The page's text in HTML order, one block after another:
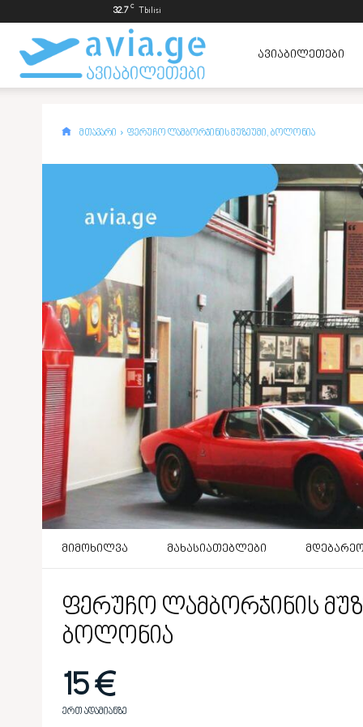
32.7 C Tbilisi
ავიაბილეთებიᲐᲕᲘᲐᲑᲘᲚᲔᲗᲔᲑᲘ
მთავარი ფერუჩო ლამბორჯინის მუზეუმი, ბოლონია
მიმოხილვა მახასიათებლები
ფერუჩო ლამბორჯინის
ბოლონია
15 €
ერთ ადამიანზე